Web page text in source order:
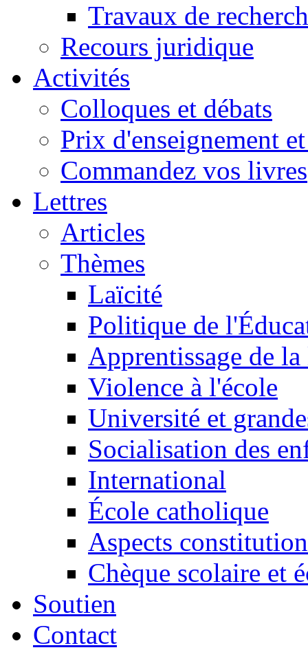
Travaux de
Recours juridique
Activités
Colloques et débats
Prix d'enseignement
Commandez vos livres
Lettres
Articles
Thèmes
Laïcité
Politique de
Apprentissage de
Violence à l'école
Université et
Socialisation des
International
École catholique
Aspects
Chèque scolaire et
Soutien
Contact